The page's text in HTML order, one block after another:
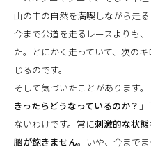
山の中の自然を満喫しながら走る
今まで公道を走るレースよりも
た。とにかく走っていて、次の
じるのです。
そして気づいたことがあります
きったらどうなっているのか？
ないわけです。常に刺激的な状態
脳が飽きません。いや、今まで